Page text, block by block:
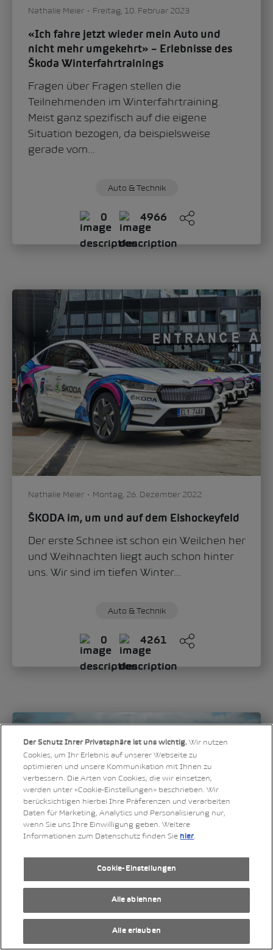
Der Schutz Ihrer Privatsphäre ist uns wichtig. Wir nutzen
Cookies, um Ihr Erlebnis auf unserer Webseite zu
optimieren und unsere Kommunikation mit Ihnen zu
verbessern. Die Arten von Cookies, die wir einsetzen,
werden unter «Cookie-Einstellungen» beschrieben. Wir
berücksichtigen hierbei Ihre Präferenzen und verarbeiten
Daten für Marketing, Analytics und Personalisierung nur,
wenn Sie uns Ihre Einwilligung geben. Weitere
Informationen zum Datenschutz finden Sie hier.
Cookie-Einstellungen
Alle ablehnen
Alle erlauben